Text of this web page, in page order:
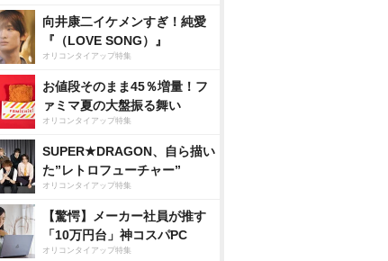
向井康二イケメンすぎ！純愛
『（LOVE SONG）』
オリコンタイアップ特集
お値段そのまま45％増量！フ
ァミマ夏の大盤振る舞い
オリコンタイアップ特集
SUPER★DRAGON、自ら描い
た”レトロフューチャー”
オリコンタイアップ特集
【驚愕】メーカー社員が推す
「10万円台」神コスパPC
オリコンタイアップ特集